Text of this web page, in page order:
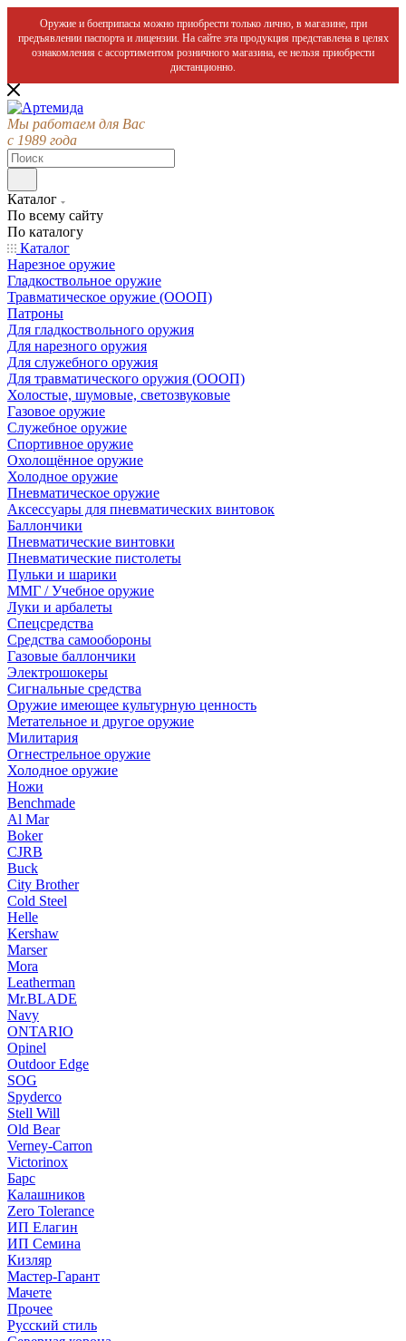
Оружие и боеприпасы можно приобрести только лично, в магазине, при
предъявлении паспорта и лицензии. На сайте эта продукция представлена в целях
ознакомления с ассортиментом розничного магазина, ее нельзя приобрести
дистанционно.
Мы работаем для Вас
с 1989 года
Каталог
По всему сайту
По каталогу
Каталог
Нарезное оружие
Гладкоствольное оружие
Травматическое оружие (ОООП)
Патроны
Для гладкоствольного оружия
Для нарезного оружия
Для служебного оружия
Для травматического оружия (ОООП)
Холостые, шумовые, светозвуковые
Газовое оружие
Служебное оружие
Спортивное оружие
Охолощённое оружие
Холодное оружие
Пневматическое оружие
Аксессуары для пневматических винтовок
Баллончики
Пневматические винтовки
Пневматические пистолеты
Пульки и шарики
ММГ / Учебное оружие
Луки и арбалеты
Спецсредства
Средства самообороны
Газовые баллончики
Электрошокеры
Сигнальные средства
Оружие имеющее культурную ценность
Метательное и другое оружие
Милитария
Огнестрельное оружие
Холодное оружие
Ножи
Benchmade
Al Mar
Boker
CJRB
Buck
City Brother
Cold Steel
Helle
Kershaw
Marser
Mora
Leatherman
Mr.BLADE
Navy
ONTARIO
Opinel
Outdoor Edge
SOG
Spyderco
Stell Will
Old Bear
Verney-Carron
Victorinox
Барс
Калашников
Zero Tolerance
ИП Елагин
ИП Семина
Кизляр
Мастер-Гарант
Мачете
Прочее
Русский стиль